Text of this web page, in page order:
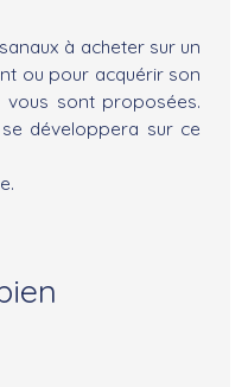
à acheter sur un
ou pour acquérir son
vous sont proposées.
développera sur ce